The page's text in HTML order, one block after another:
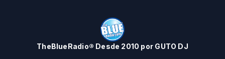
TheBlueRadio® Desde 2010 por GUTO DJ